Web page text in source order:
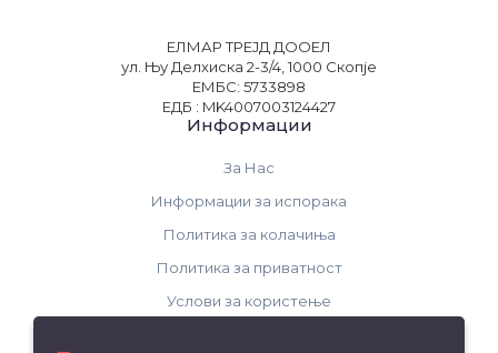
ЕЛМАР ТРЕЈД ДООЕЛ
ул. Њу Делхиска 2-3/4, 1000 Скопје
ЕМБС: 5733898
ЕДБ : MK4007003124427
Информации
За Нас
Информации за испорака
Политика за колачиња
Политика за приватност
Услови за користење